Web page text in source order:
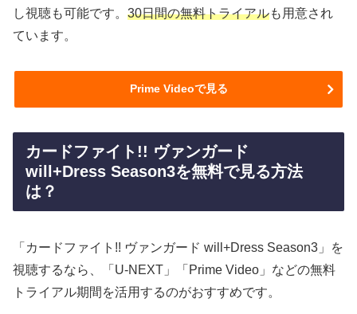
し視聴も可能です。 30日間の無料トライアルも用意され
ています。
Prime Videoで見る
カードファイト!! ヴァンガード
will+Dress Season3を無料で見る方法
は？
「カードファイト!! ヴァンガード will+Dress Season3」を
視聴するなら、「U-NEXT」「Prime Video」などの無料
トライアル期間を活用するのがおすすめです。